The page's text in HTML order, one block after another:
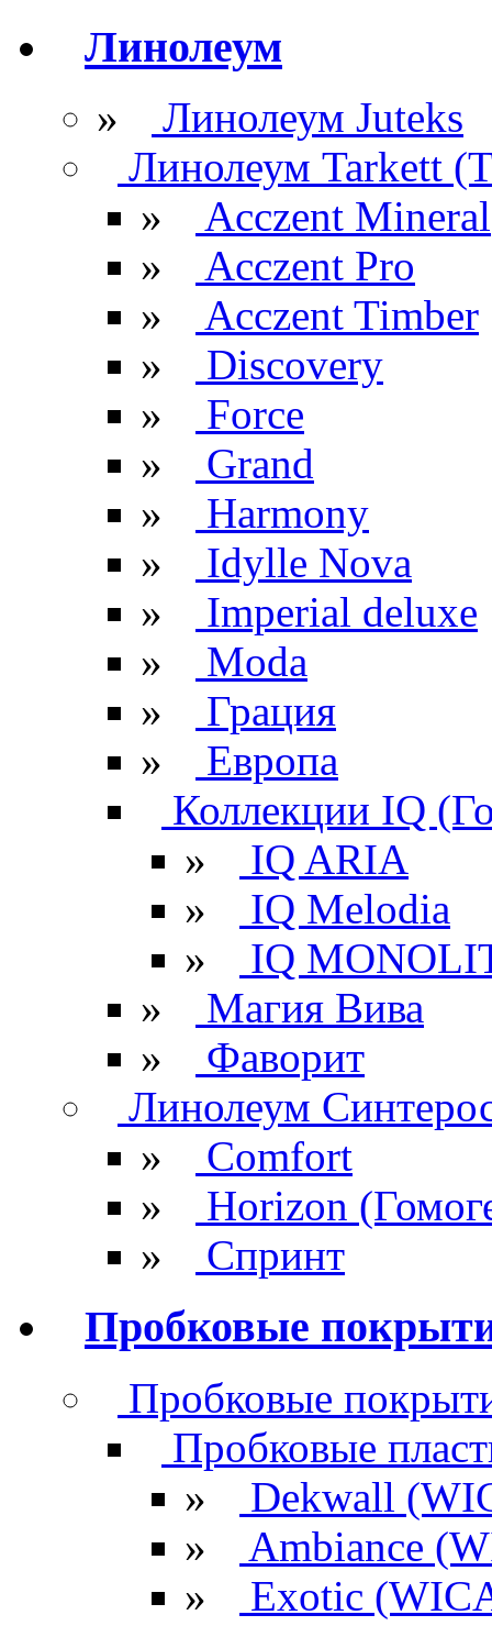
Линолеум
»
Линолеум Juteks
Линолеум Tarkett
»
Acczent Mineral
»
Acczent Pro
»
Acczent Timber
»
Discovery
»
Force
»
Grand
»
Harmony
»
Idylle Nova
»
Imperial deluxe
»
Moda
»
Грация
»
Европа
Коллекции IQ
»
IQ ARIA
»
IQ Melodia
»
IQ
»
Магия Вива
»
Фаворит
Линолеум
»
Comfort
»
Horizon
»
Спринт
Пробковые
Пробковые
Пробковые
»
Dekwall
»
Ambiance
»
Exotic